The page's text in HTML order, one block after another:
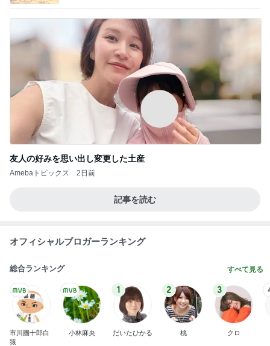
友人の好みを思い出し変更した土産
Amebaトピックス 2日前
記事を読む
オフィシャルブロガーランキング
総合ランキング すべて見る
市川團十郎白
猿
小林麻央
1
だいたひかる
2
桃
3
クロ